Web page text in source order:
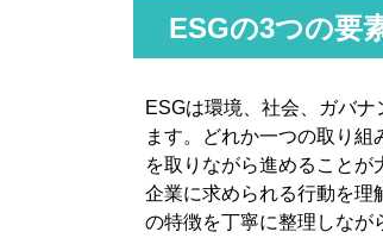
ESGの3つの要
ESGは環境、社会、ガバ
ます。どれか一つの取り
を取りながら進めることが
企業に求められる行動を理
の特徴を丁寧に整理しなが